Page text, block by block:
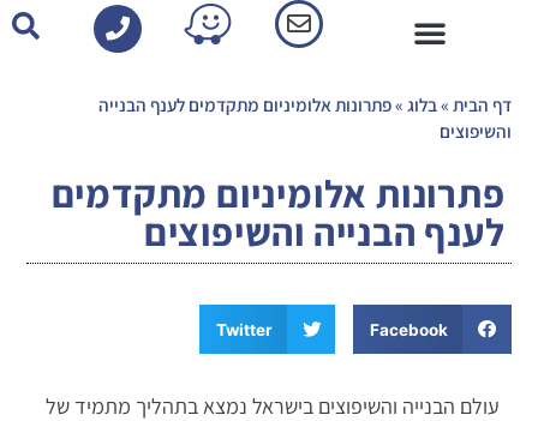
דף הבית »בלוג »פתרונות אלומיניום מתקדמים לענף הבנייה
והשיפוצים
פתרונות אלומיניום מתקדמים
לענף הבנייה והשיפוצים
Facebook
Twitter
עולם הבנייה והשיפוצים בישראל נמצא בתהליך מתמיד של